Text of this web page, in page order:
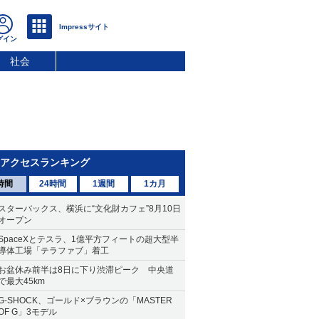
社会
アクセスランキング
間 24時間 1週間 1カ月
ターバックス、横浜に“文化財カフェ”8月10日
ープン
とテスラ、1億平方フィートの超大型半
体工場「テラファブ」着工
盆休み前半は8日に下り渋滞ピーク 中央道
最大45km
SHOCK、ゴールド×ブラウンの「MASTER
G」3モデル